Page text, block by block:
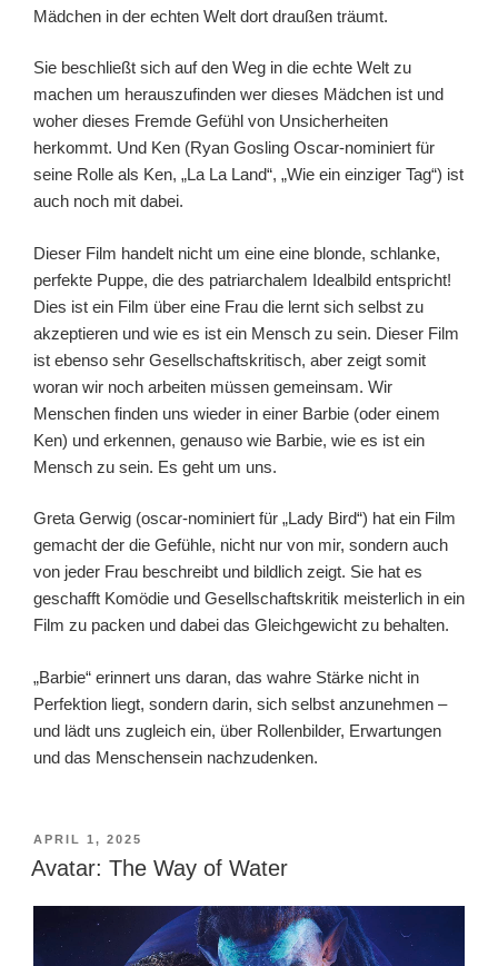
Mädchen in der echten Welt dort draußen träumt.
Sie beschließt sich auf den Weg in die echte Welt zu
machen um herauszufinden wer dieses Mädchen ist und
woher dieses Fremde Gefühl von Unsicherheiten
herkommt. Und Ken (Ryan Gosling Oscar-nominiert für
seine Rolle als Ken, „La La Land“, „Wie ein einziger Tag“) ist
auch noch mit dabei.
Dieser Film handelt nicht um eine eine blonde, schlanke,
perfekte Puppe, die des patriarchalem Idealbild entspricht!
Dies ist ein Film über eine Frau die lernt sich selbst zu
akzeptieren und wie es ist ein Mensch zu sein. Dieser Film
ist ebenso sehr Gesellschaftskritisch, aber zeigt somit
woran wir noch arbeiten müssen gemeinsam. Wir
Menschen finden uns wieder in einer Barbie (oder einem
Ken) und erkennen, genauso wie Barbie, wie es ist ein
Mensch zu sein. Es geht um uns.
Greta Gerwig (oscar-nominiert für „Lady Bird“) hat ein Film
gemacht der die Gefühle, nicht nur von mir, sondern auch
von jeder Frau beschreibt und bildlich zeigt. Sie hat es
geschafft Komödie und Gesellschaftskritik meisterlich in ein
Film zu packen und dabei das Gleichgewicht zu behalten.
„Barbie“ erinnert uns daran, das wahre Stärke nicht in
Perfektion liegt, sondern darin, sich selbst anzunehmen –
und lädt uns zugleich ein, über Rollenbilder, Erwartungen
und das Menschensein nachzudenken.
VERÖFFENTLICHT
AM
APRIL 1, 2025
Avatar: The Way of Water